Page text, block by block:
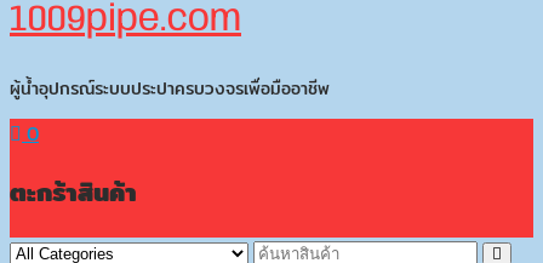
1009pipe.com
ผู้น้ำอุปกรณ์ระบบประปาครบวงจรเพื่อมืออาชีพ
0
ตะกร้าสินค้า